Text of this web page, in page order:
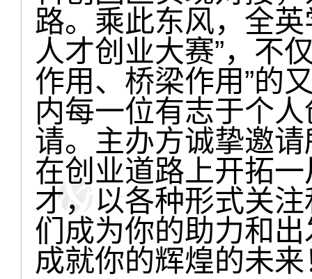
路。乘此东风，全
人才创业大赛”，不
作用、桥梁作用”的
内每一位有志于个
请。主办方诚挚邀
在创业道路上开拓
才，以各种形式关
们成为你的助力和
成就你的辉煌的未来